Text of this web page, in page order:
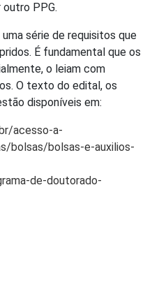
PPG.
série de requisitos que
É fundamental que os
o leiam com
O texto do edital, os
disponíveis em:
acesso-a-
bolsas/bolsas-e-auxilios-
de-doutorado-